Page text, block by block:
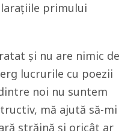
primului
și nu are nimic de
lucrurile cu poezii
noi nu suntem
mă ajută să-mi
străină și oricât ar